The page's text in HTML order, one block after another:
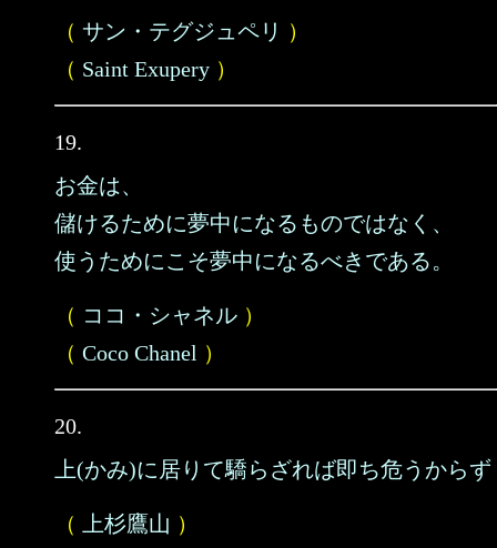
（ サン・テグジュペリ ）
（ Saint Exupery ）
19.
お金は、
儲けるために夢中になるものではなく、
使うためにこそ夢中になるべきである。
（ ココ・シャネル ）
（ Coco Chanel ）
20.
上(かみ)に居りて驕らざれば即ち危うからず
（ 上杉鷹山 ）